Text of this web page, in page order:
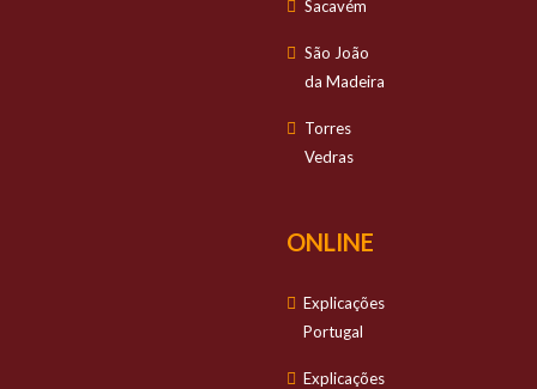
Sacavém
São João
da Madeira
Torres
Vedras
ONLINE
Explicações
Portugal
Explicações